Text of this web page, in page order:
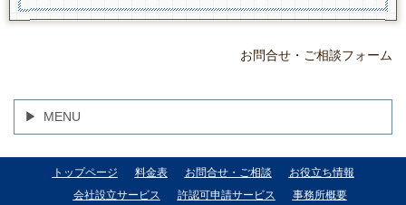
お問合せ・ご相談フォーム
MENU
トップページ 料金表 お問合せ・ご相談
お役立ち情報
会社設立サービス
許認可申請サービス 事務所概要